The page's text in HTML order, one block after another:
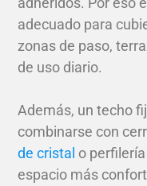
adecuado para
zonas de paso,
de uso diario.
Además, un techo
combinarse con
de cristal o
espacio más